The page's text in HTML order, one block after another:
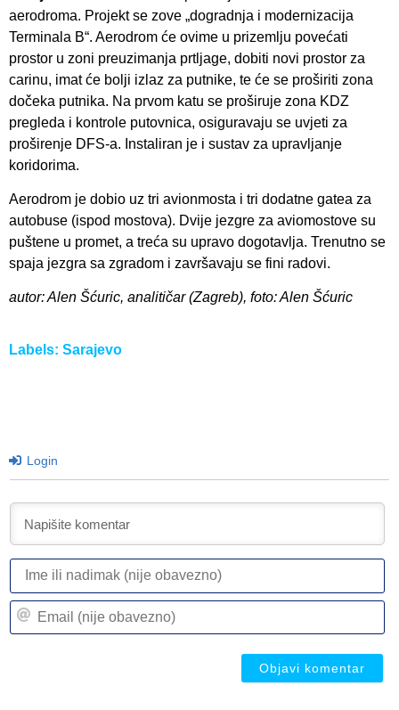
aerodroma. Projekt se zove „dogradnja i modernizacija
Terminala B“. Aerodrom će ovime u prizemlju povećati
prostor u zoni preuzimanja prtljage, dobiti novi prostor za
carinu, imat će bolji izlaz za putnike, te će se proširiti zona
dočeka putnika. Na prvom katu se proširuje zona KDZ
pregleda i kontrole putovnica, osiguravaju se uvjeti za
proširenje DFS-a. Instaliran je i sustav za upravljanje
koridorima.
Aerodrom je dobio uz tri avionmosta i tri dodatne gatea za
autobuse (ispod mostova). Dvije jezgre za aviomostove su
puštene u promet, a treća su upravo dogotavlja. Trenutno se
spaja jezgra sa zgradom i završavaju se fini radovi.
autor: Alen Šćuric, analitičar (Zagreb), foto: Alen Šćuric
Labels: Sarajevo
Login